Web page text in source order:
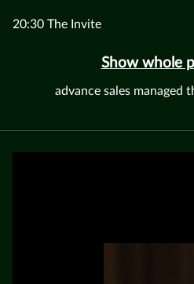
20:30 The Invite
Show whole
advance sales managed